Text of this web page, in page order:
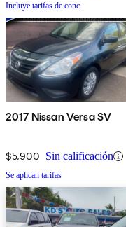
Incluye tarifas de conc.
2017 Nissan Versa SV
$5,900 Sin calificación
Se aplican tarifas